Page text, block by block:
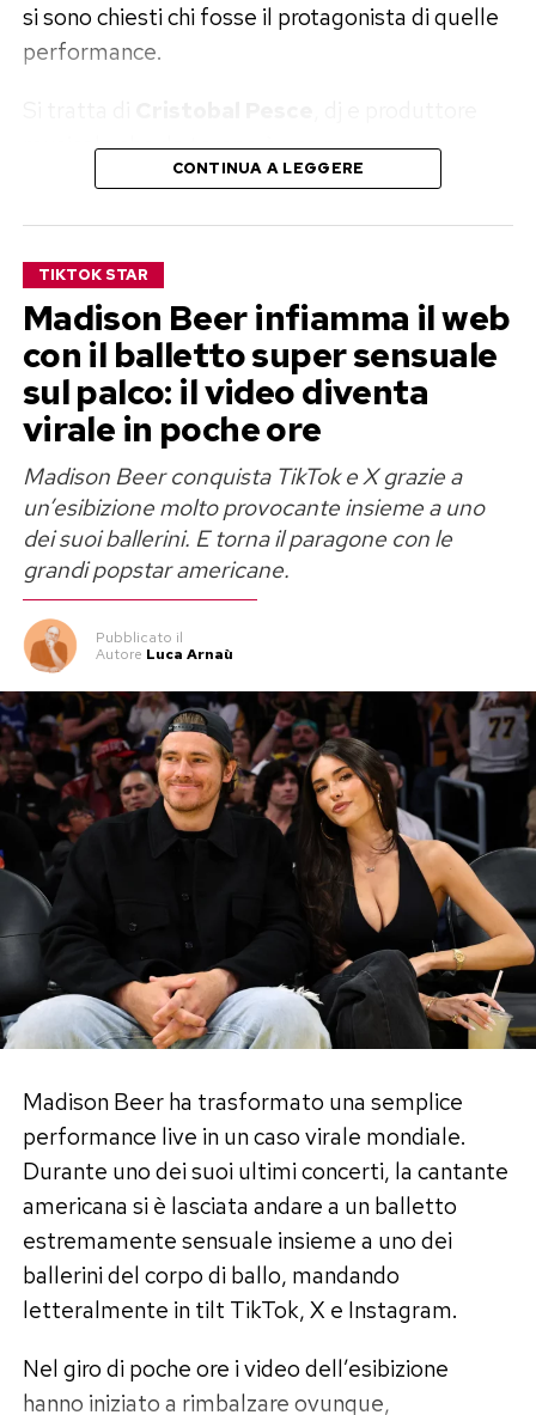
si sono chiesti chi fosse il protagonista di quelle
performance.
musicale che da tempo è una presenza
consolidata nella scena elettronica
Un successo costruito sui social
Se per molti il suo nome è una novità, Cristobal
Pesce può già contare su una community molto
ampia. Il dj vanta infatti oltre600.000
follower su Instagrame più di
TikTok, piattaforme sulle quali condivide
estratti delle sue esibizioni, backstage e
contenuti dedicati alla propria attività artistica.
Proprio la forza dei social ha contribuito ad
amplificare ulteriormente la popolarità dei
video registrati durante il Pride di Madrid,
trasformandoli in uno dei contenuti più condivisi
degli ultimi giorni.
I numeri su Spotify
Il successo di Cristobal Pesce non si limita ai
social network. Anche sulle piattaforme di
streaming musicale il produttore registra
numeri significativi: alcuni dei suoi brani hanno
infatti superatoil milione di ascolti su
Spotify, confermando una fanbase ormai
La viralità degli ultimi giorni rappresenta quindi
un’ulteriore spinta per un artista che aveva già
costruito una carriera internazionale nel
panorama della musica elettronica.
Dal Pride di Madrid al fenomeno
A catturare l’attenzione del pubblico non sono
CONTINUA A LEGGERE
TIKTOK STAR
Madison Beer infiamma il web
con il balletto super sensuale
sul palco: il video diventa
virale in poche ore
Madison Beer conquista TikTok e X grazie a
un’esibizione molto provocante insieme a uno
dei suoi ballerini. E torna il paragone con le
grandi popstar americane.
Pubblicato il
Autore Luca Arnaù
Madison Beer ha trasformato una semplice
performance live in un caso virale mondiale.
Durante uno dei suoi ultimi concerti, la cantante
americana si è lasciata andare a un balletto
estremamente sensuale insieme a uno dei
ballerini del corpo di ballo, mandando
letteralmente in tilt TikTok, X e Instagram.
Nel giro di poche ore i video dell’esibizione
hanno iniziato a rimbalzare ovunque,